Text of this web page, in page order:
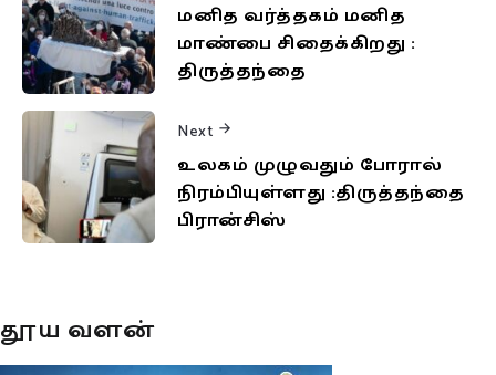
மனித வர்த்தகம் மனித
மாண்பை சிதைக்கிறது :
திருத்தந்தை
Next
உலகம் முழுவதும் போரால்
நிரம்பியுள்ளது :திருத்தந்தை
பிரான்சிஸ்
தூய வளன்